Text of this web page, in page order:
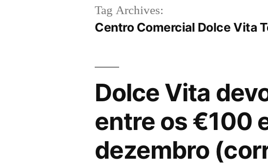
Tag Archives:
Centro Comercial Dolce Vita
Dolce Vita
entre os €100
dezembro